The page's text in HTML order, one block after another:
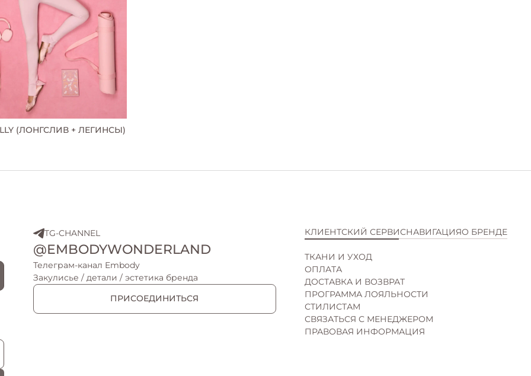
(ЛОНГСЛИВ + ЛЕГИНСЫ)
КЛИЕНТСКИЙ СЕРВИСНАВИГАЦИЯО БРЕНДЕ
ТКАНИ И УХОД
ОПЛАТА
ДОСТАВКА И ВОЗВРАТ
ПРОГРАММА ЛОЯЛЬНОСТИ
СТИЛИСТАМ
СВЯЗАТЬСЯ С МЕНЕДЖЕРОМ
ПРАВОВАЯ ИНФОРМАЦИЯ
КАТАЛОГ
НОВИНКИ
SALE
ПОДАРОЧНЫЕ СЕРТИФИКАТЫ
МАГАЗИНЫ
ИСТОРИЯ
КОНТАКТЫ
ВАКАНСИИ
СОТРУДНИЧЕСТВО
TG-CHANNEL
@EMBODYWONDERLAND
Телеграм-канал Embody
Закулисье / детали / эстетика бренда
ПРИСОЕДИНИТЬСЯ